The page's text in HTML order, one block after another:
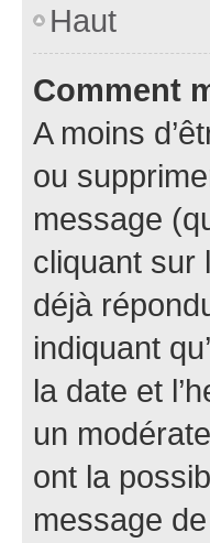
Haut
Comment
A moins
ou
message
cliquant sur
déjà
indiquant
la date et
un
ont la
message